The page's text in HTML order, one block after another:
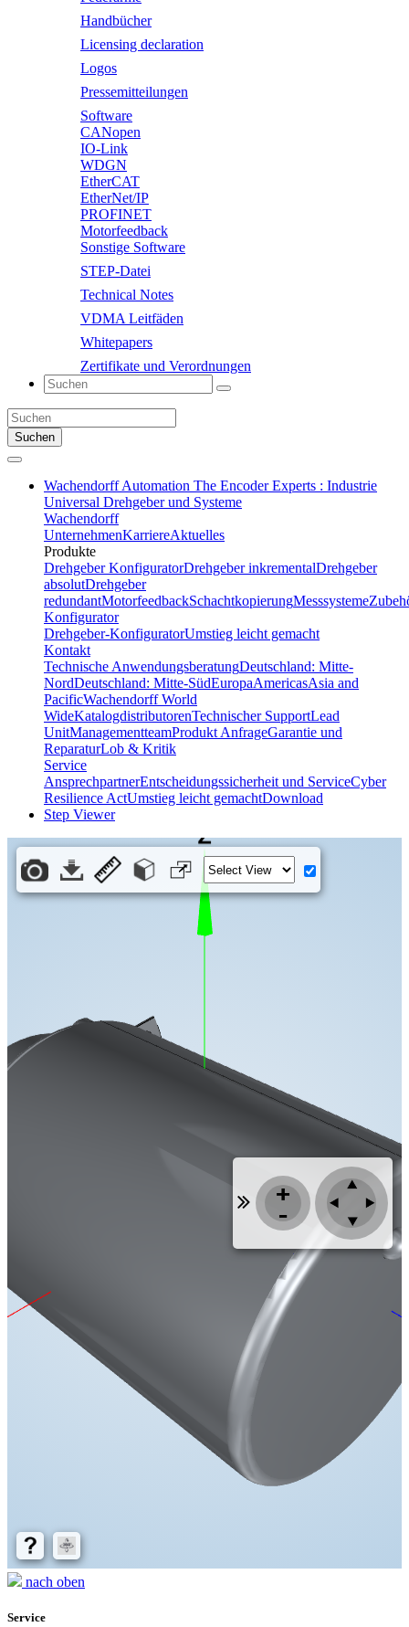
Handbücher
Licensing declaration
Logos
Pressemitteilungen
Software
CANopen
IO-Link
WDGN
EtherCAT
EtherNet/IP
PROFINET
Motorfeedback
Sonstige Software
STEP-Datei
Technical Notes
VDMA Leitfäden
Whitepapers
Zertifikate und Verordnungen
Suchen
Wachendorff Automation The Encoder Experts : Industrie
Universal Drehgeber und Systeme
Wachendorff
UnternehmenKarriereAktuelles
Produkte
Drehgeber KonfiguratorDrehgeber inkrementalDrehgeber
absolutDrehgeber
redundantMotorfeedbackSchachtkopierungMesssysteme
Konfigurator
Drehgeber-KonfiguratorUmstieg leicht gemacht
Kontakt
Technische AnwendungsberatungDeutschland: Mitte-
NordDeutschland: Mitte-SüdEuropaAmericasAsia and
PacificWachendorff World
WideKatalogdistributorenTechnischer SupportLead
UnitManagementteamProdukt AnfrageGarantie und
ReparaturLob & Kritik
Service
AnsprechpartnerEntscheidungssicherheit und ServiceCyber
Resilience ActUmstieg leicht gemachtDownload
Step Viewer
nach oben
Service